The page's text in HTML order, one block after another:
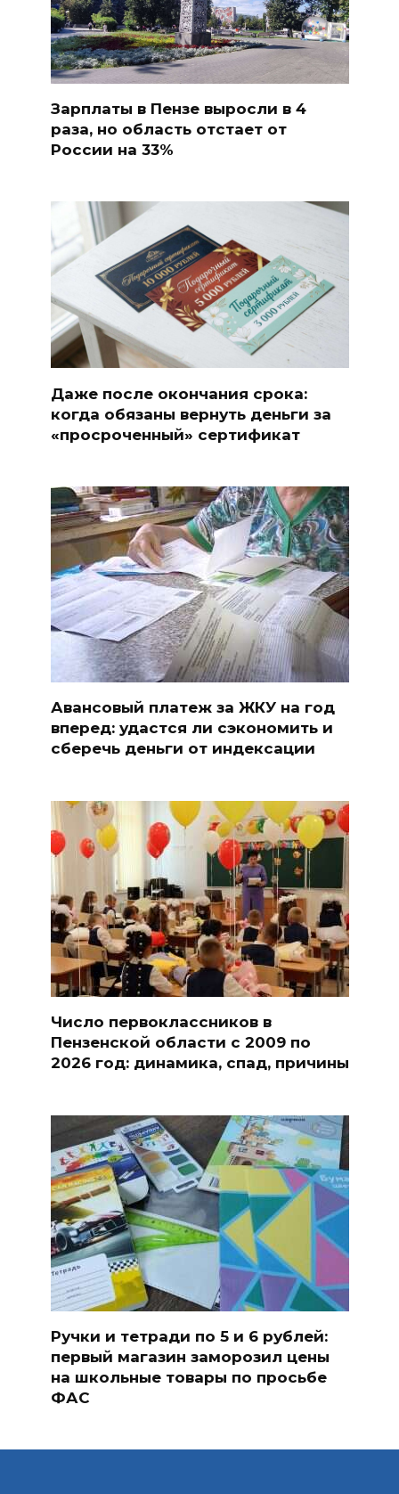
Зарплаты в Пензе выросли в 4
раза, но область отстает от
России на 33%
Даже после окончания срока:
когда обязаны вернуть деньги за
«просроченный» сертификат
Авансовый платеж за ЖКУ на год
вперед: удастся ли сэкономить и
сберечь деньги от индексации
Число первоклассников в
Пензенской области с 2009 по
2026 год: динамика, спад, причины
Ручки и тетради по 5 и 6 рублей:
первый магазин заморозил цены
на школьные товары по просьбе
ФАС